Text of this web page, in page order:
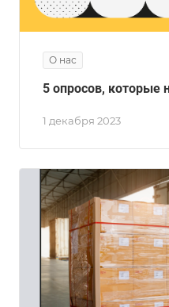
О нас
1 декабря 2023
5 опросов, которые